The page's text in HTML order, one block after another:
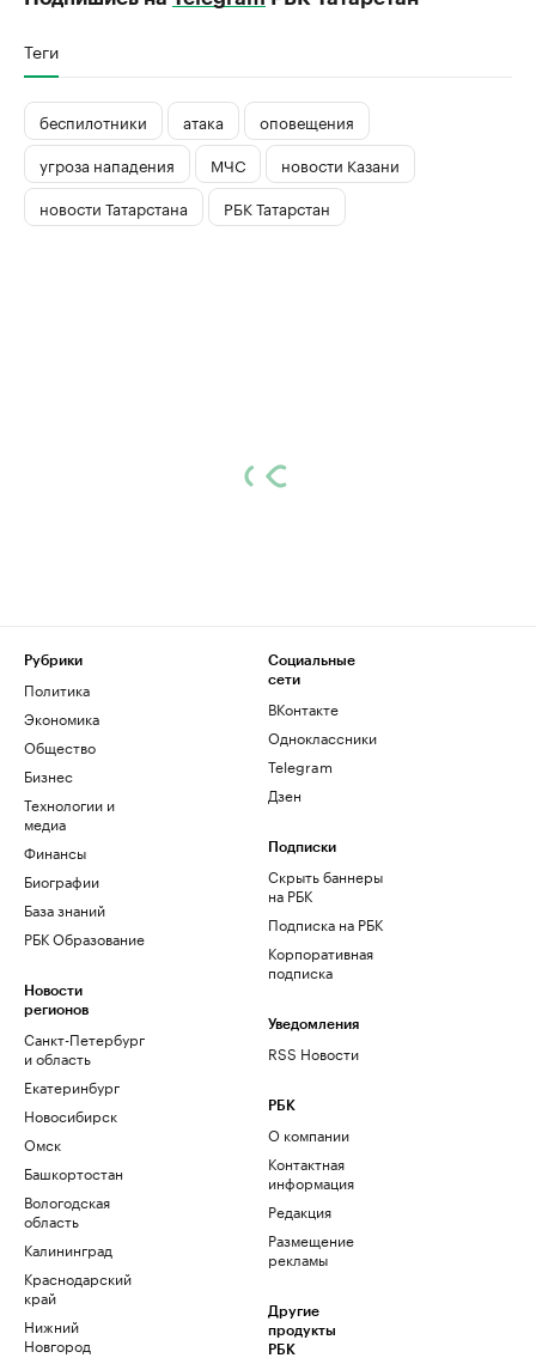
Теги
беспилотники атака
оповещения
угроза нападения
МЧС
новости Казани
новости Татарстана
РБК Татарстан
Рубрики
Политика
Экономика
Общество
Бизнес
Технологии и
медиа
Финансы
Биографии
База знаний
РБК Образование
Новости
регионов
Санкт-Петербург
и область
Екатеринбург
Новосибирск
Омск
Башкортостан
Вологодская
область
Калининград
Краснодарский
край
Нижний
Новгород
Социальные
сети
ВКонтакте
Одноклассники
Telegram
Дзен
Подписки
Скрыть баннеры
на РБК
Подписка на РБК
Корпоративная
подписка
Уведомления
RSS Новости
РБК
О компании
Контактная
информация
Редакция
Размещение
рекламы
Другие
продукты
РБК